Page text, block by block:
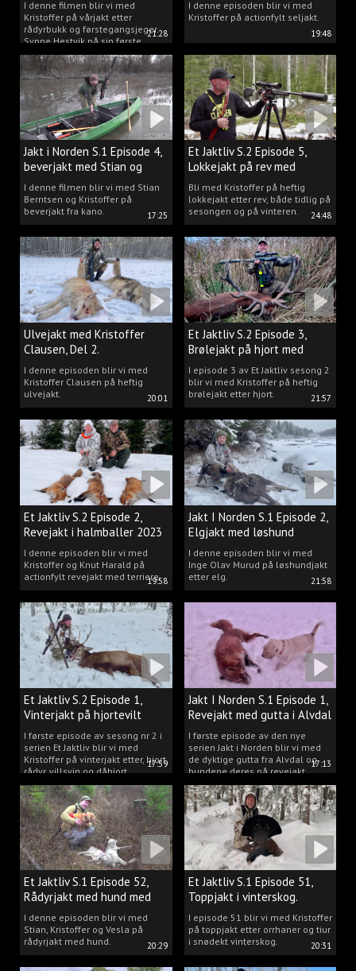
21:28
I denne filmen blir vi med
Kristoffer på vårjakt etter
rådyrbukk og førstegangsjeger
Synne Hestvik på sin første
beverjakt.
19:48
I denne episoden blir vi med
Kristoffer på actionfylt seljakt.
17:25
Jakt i Norden S.1 Episode 4,
beverjakt med Stian og
Kristoffer
I denne filmen blir vi med Stian
Berntsen og Kristoffer på
beverjakt fra kano.
24:48
Et Jaktliv S.2 Episode 5,
Lokkejakt på rev med
Kristoffer Clausen
Bli med Kristoffer på heftig
lokkejakt etter rev, både tidlig på
sesongen og på vinteren.
20:01
Ulvejakt med Kristoffer
Clausen, Del 2.
I denne episoden blir vi med
Kristoffer Clausen på heftig
ulvejakt.
21:57
Et Jaktliv S.2 Episode 3,
Brølejakt på hjort med
Kristoffer Clausen
I episode 3 av Et Jaktliv sesong 2
blir vi med Kristoffer på heftig
brølejakt etter hjort.
19:58
Et Jaktliv S.2 Episode 2,
Revejakt i halmballer 2023
I denne episoden blir vi med
Kristoffer og Knut Harald på
actionfylt revejakt med terriere.
21:58
Jakt I Norden S.1 Episode 2,
Elgjakt med løshund
I denne episoden blir vi med
Inge Olav Murud på løshundjakt
etter elg.
17:59
Et Jaktliv S.2 Episode 1,
Vinterjakt på hjortevilt
I første episode av sesong nr 2 i
serien Et Jaktliv blir vi med
Kristoffer på vinterjakt etter, hjort,
rådyr, villsvin og dåhjort.
17:13
Jakt I Norden S.1 Episode 1,
Revejakt med gutta i Alvdal
I første episode av den nye
serien Jakt i Norden blir vi med
de dyktige gutta fra Alvdal og
hundene deres på revejakt.
20:29
Et Jaktliv S.1 Episode 52,
Rådyrjakt med hund med
Stian, Kristoffer og Vesla
I denne episoden blir vi med
Stian, Kristoffer og Vesla på
rådyrjakt med hund.
20:31
Et Jaktliv S.1 Episode 51,
Toppjakt i vinterskog.
I episode 51 blir vi med Kristoffer
på toppjakt etter orrhaner og tiur
i snødekt vinterskog.